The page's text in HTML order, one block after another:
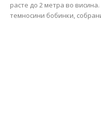
расте до 2 метра во
темносини бобинки,